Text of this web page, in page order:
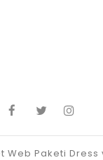
Web Paketi Dress